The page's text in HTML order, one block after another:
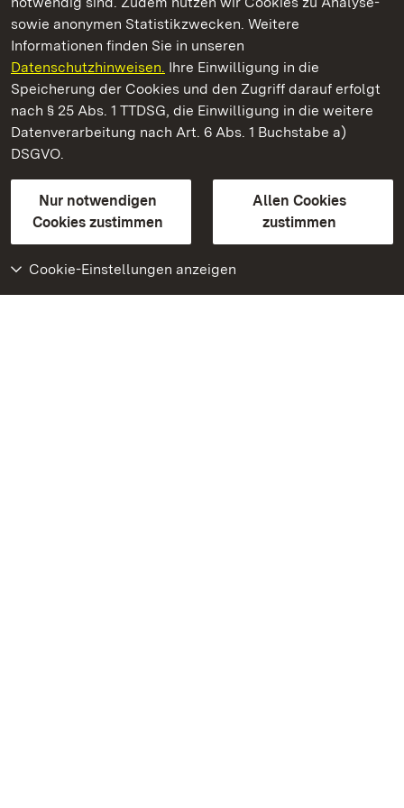
sowie anonymen Statistikzwecken. Weitere
Informationen finden Sie in unseren
Datenschutzhinweisen. Ihre Einwilligung in die
Speicherung der Cookies und den Zugriff darauf erfolgt
nach § 25 Abs. 1 TTDSG, die Einwilligung in die weitere
Datenverarbeitung nach Art. 6 Abs. 1 Buchstabe a)
DSGVO.
Nur notwendigen
Cookies zustimmen
Allen Cookies
zustimmen
Cookie-Einstellungen anzeigen
Residenzschloss Ludwigsburg
Staatliche Schlösser und Gärten Baden-Württemberg
Kontakt
GebärdenspracheLeichte Sprache
Erklärung zur Barrierefreiheit
BITV-konform (geprüfte Seiten)
Weiteres